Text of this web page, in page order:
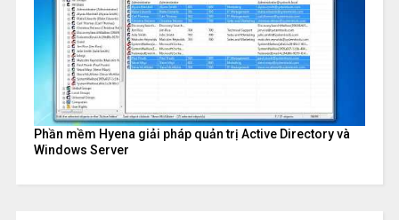
Phần mềm Hyena giải pháp quản trị Active Directory và
Windows Server